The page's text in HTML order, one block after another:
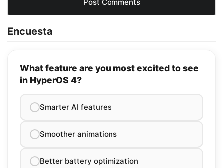
Encuesta
What feature are you most excited to see
in HyperOS 4?
Smarter AI features
Smoother animations
Better battery optimization